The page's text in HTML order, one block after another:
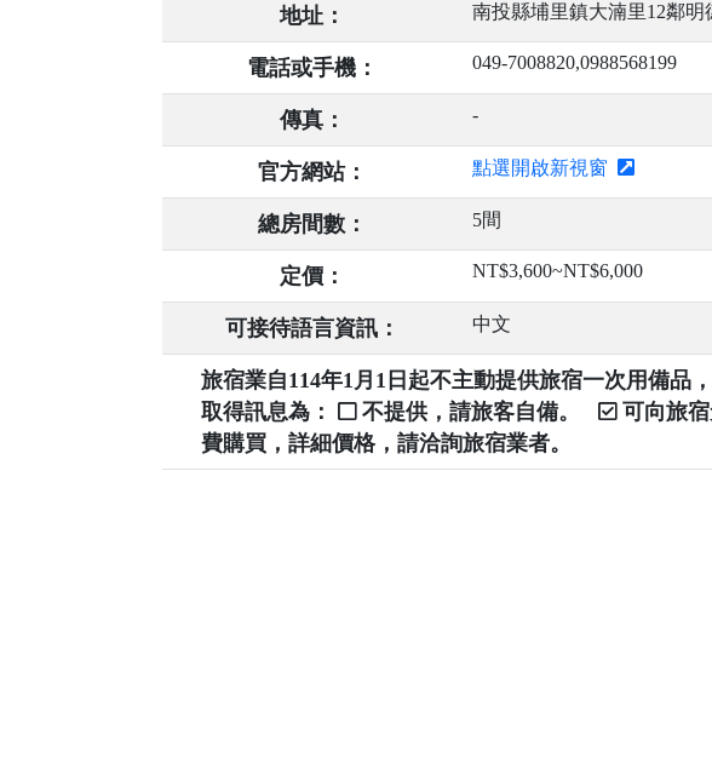
地址： 南投縣埔里鎮大湳里12鄰明
電話或手機： 049-7008820,0988568199
傳真： -
官方網站： 點選開啟新視窗
總房間數： 5間
定價： NT$3,600~NT$6,000
可接待語言資訊： 中文
旅宿業自114年1月1日起不主動提供旅宿一次用備品
取得訊息為：
不提供，請旅客自備。 可向旅
費購買，詳細價格，請洽詢旅宿業者。